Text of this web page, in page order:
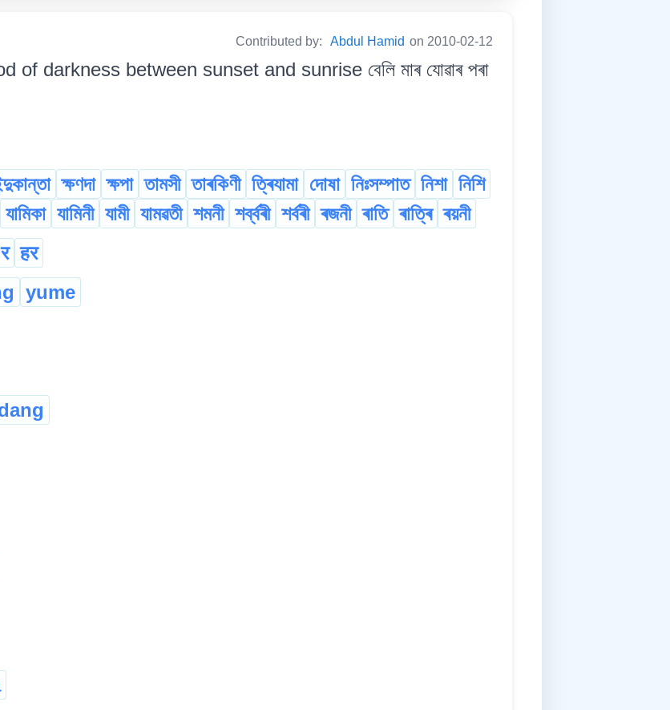
Contributed by: Abdul Hamid on 2010-02-12
of darkness between sunset and sunrise বেলি মাৰ যোৱাৰ পৰা
ক্ষণদা ক্ষপা তামসী তাৰকিণী ত্ৰিযামা দোষা নিঃসম্পাত নিশা নিশি
যামিকা যামিনী যামী যামৱতী শমনী শৰ্ব্বৰী শৰ্বৰী ৰজনী ৰাতি ৰাত্ৰি ৰয়নী
हर
yume